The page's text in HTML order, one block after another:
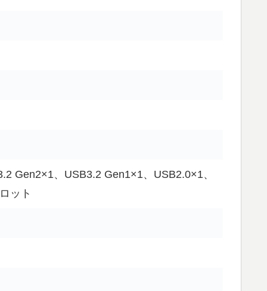
Gen2×1、USB3.2 Gen1×1、USB2.0×1、
ット